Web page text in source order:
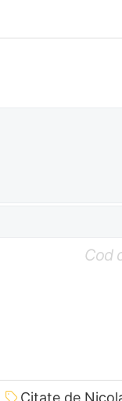
Cod
Citate de